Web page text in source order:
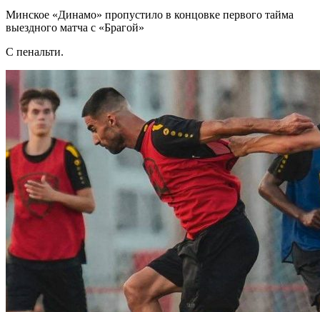
Минское «Динамо» пропустило в концовке первого тайма
выездного матча с «Брагой»
С пенальти.